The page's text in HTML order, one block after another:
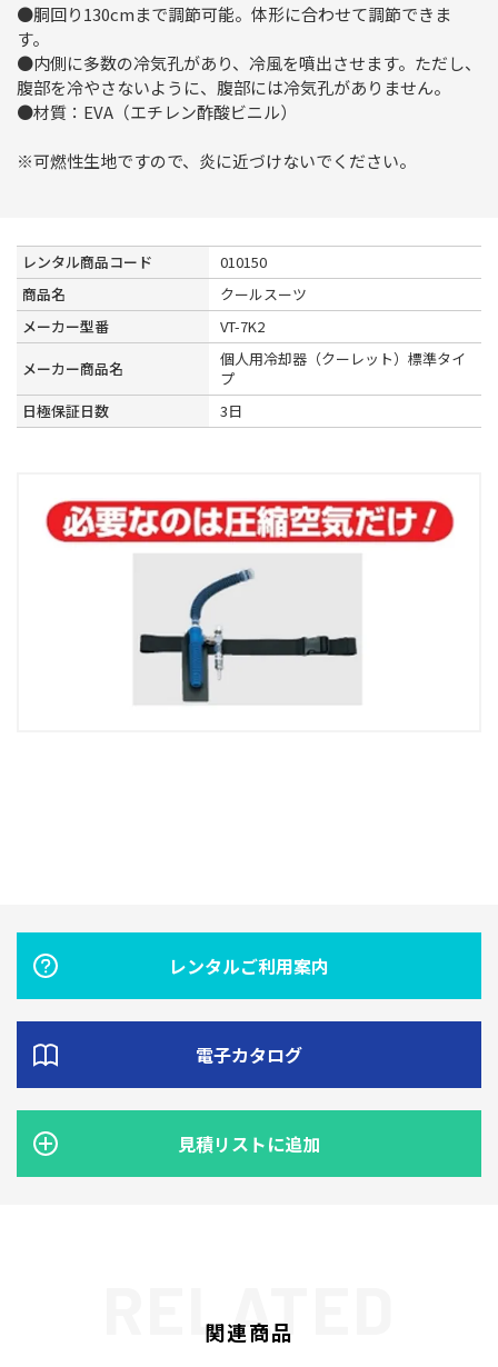
●胴回り130cmまで調節可能。体形に合わせて調節できま
す。
●内側に多数の冷気孔があり、冷風を噴出させます。ただし、
腹部を冷やさないように、腹部には冷気孔がありません。
●材質：EVA（エチレン酢酸ビニル）
※可燃性生地ですので、炎に近づけないでください。
レンタル商品コード
010150
商品名
クールスーツ
メーカー型番
VT-7K2
メーカー商品名
個人用冷却器（クーレット）標準タイ
プ
日極保証日数
3日
レンタルご利用案内
電子カタログ
見積リストに追加
関連商品